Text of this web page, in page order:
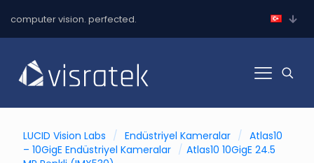
computer vision. perfected.
LUCID Vision Labs / Endüstriyel Kameralar / Atlas10
– 10GigE Endüstriyel Kameralar / Atlas10 10GigE 24.5